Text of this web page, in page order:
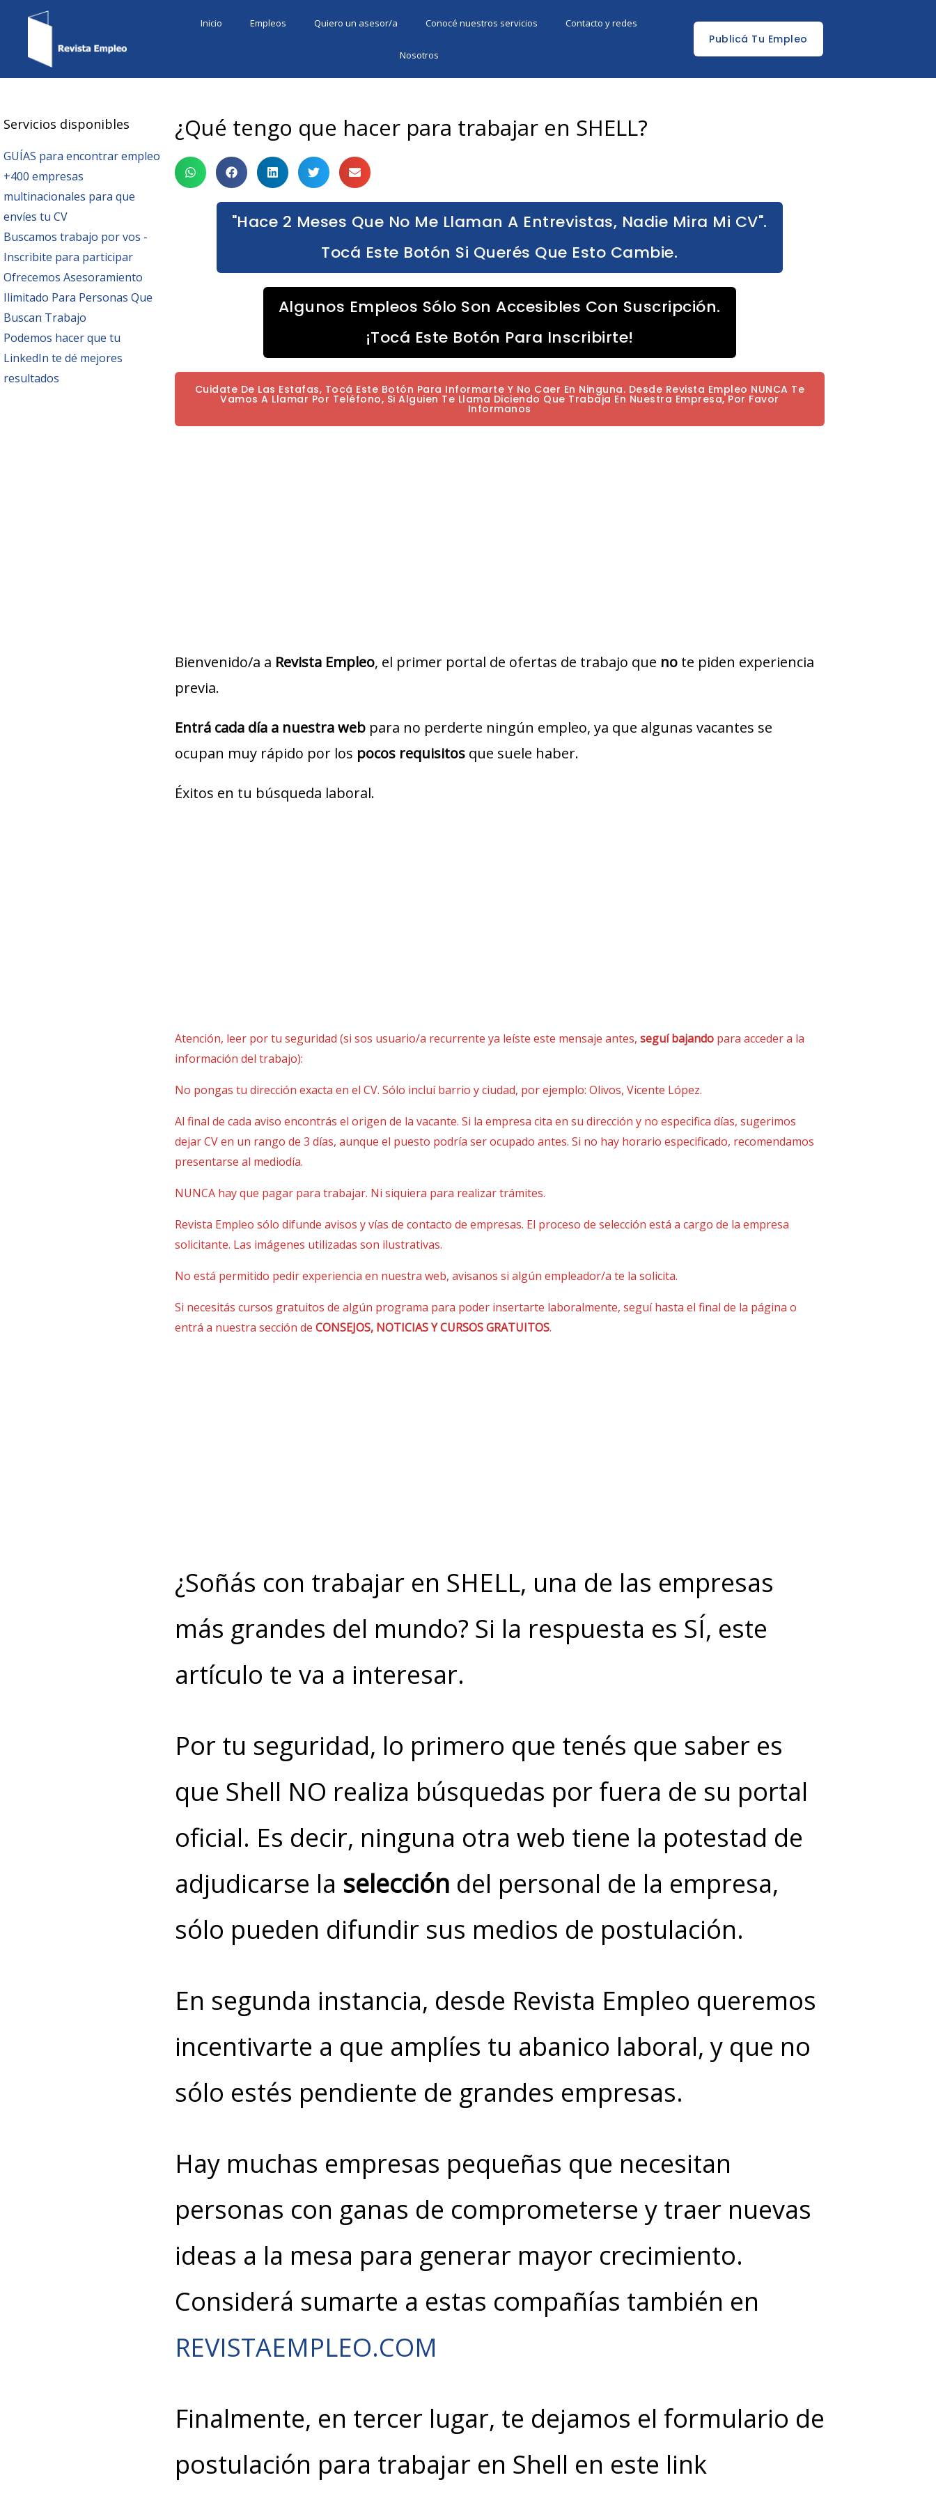
Inicio Empleos Quiero un asesor/a Conocé nuestros servicios Contacto y redes
Nosotros
Publicá Tu Empleo
Servicios disponibles
GUÍAS para encontrar empleo
+400 empresas
multinacionales para que
envíes tu CV
Buscamos trabajo por vos -
Inscribite para participar
Ofrecemos Asesoramiento
Ilimitado Para Personas Que
Buscan Trabajo
Podemos hacer que tu
LinkedIn te dé mejores
resultados
¿Qué tengo que hacer para trabajar en SHELL?
"Hace 2 Meses Que No Me Llaman A Entrevistas, Nadie Mira Mi CV".
Tocá Este Botón Si Querés Que Esto Cambie.
Algunos Empleos Sólo Son Accesibles Con Suscripción.
¡Tocá Este Botón Para Inscribirte!
Cuidate De Las Estafas, Tocá Este Botón Para Informarte Y No Caer En Ninguna. Desde Revista Empleo NUNCA Te
Vamos A Llamar Por Teléfono, Si Alguien Te Llama Diciendo Que Trabaja En Nuestra Empresa, Por Favor
Informanos
Bienvenido/a a Revista Empleo, el primer portal de ofertas de trabajo que note piden experiencia
previa.
Entrá cada día a nuestra web para no perderte ningún empleo, ya que algunas vacantes se
ocupan muy rápido por los pocos requisitosque suele haber.
Éxitos en tu búsqueda laboral.
Atención, leer por tu seguridad (si sos usuario/a recurrente ya leíste este mensaje antes, seguí bajando para acceder a la
información del trabajo):
No pongas tu dirección exacta en el CV. Sólo incluí barrio y ciudad, por ejemplo: Olivos, Vicente López.
Al final de cada aviso encontrás el origen de la vacante. Si la empresa cita en su dirección y no especifica días, sugerimos
dejar CV en un rango de 3 días, aunque el puesto podría ser ocupado antes. Si no hay horario especificado, recomendamos
presentarse al mediodía.
NUNCA hay que pagar para trabajar. Ni siquiera para realizar trámites.
Revista Empleo sólo difunde avisos y vías de contacto de empresas. El proceso de selección está a cargo de la empresa
solicitante. Las imágenes utilizadas son ilustrativas.
No está permitido pedir experiencia en nuestra web, avisanos si algún empleador/a te la solicita.
Si necesitás cursos gratuitos de algún programa para poder insertarte laboralmente, seguí hasta el final de la página o
entrá a nuestra sección de CONSEJOS, NOTICIAS Y CURSOS GRATUITOS.
¿Soñás con trabajar en SHELL, una de las empresas
más grandes del mundo? Si la respuesta es SÍ, este
artículo te va a interesar.
Por tu seguridad, lo primero que tenés que saber es
que Shell NO realiza búsquedas por fuera de su portal
oficial. Es decir, ninguna otra web tiene la potestad de
adjudicarse la selección del personal de la empresa,
sólo pueden difundir sus medios de postulación.
En segunda instancia, desde Revista Empleo queremos
incentivarte a que amplíes tu abanico laboral, y que no
sólo estés pendiente de grandes empresas.
Hay muchas empresas pequeñas que necesitan
personas con ganas de comprometerse y traer nuevas
ideas a la mesa para generar mayor crecimiento.
Considerá sumarte a estas compañías también en
REVISTAEMPLEO.COM
Finalmente, en tercer lugar, te dejamos el formulario de
postulación para trabajar en Shell en este link